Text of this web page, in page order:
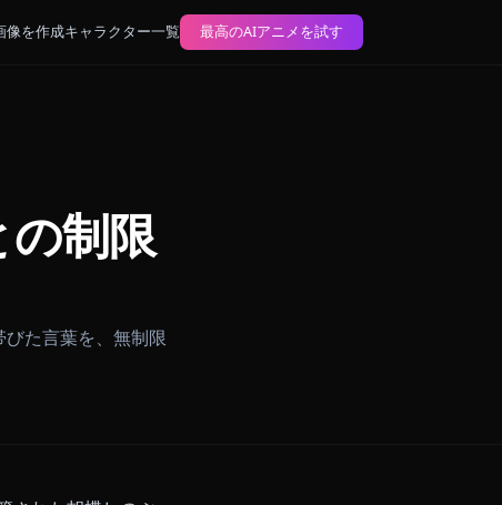
ログAIアニメ画像を作成 キャラクター一覧 最高のAIアニメを試す
との制限
、毒を帯びた言葉を、無制限